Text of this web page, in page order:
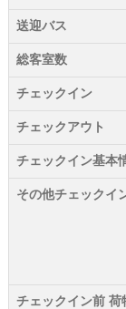
送迎バス
総客室数
チェックイン
チェックアウト
チェックイン基本
その他チェックイ
チェックイン前 荷